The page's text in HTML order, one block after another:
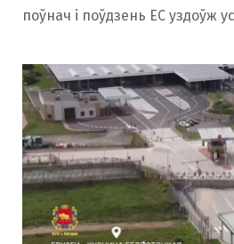
поўнач і поўдзень ЕС уздоўж